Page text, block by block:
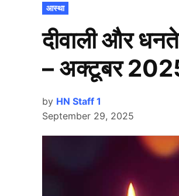
POSTED
IN
आस्था
दीवाली और
– अक्टूबर
by HN Staff 1
September 29, 2025